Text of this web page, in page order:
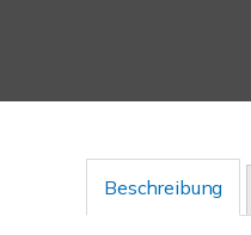
Beschreibung